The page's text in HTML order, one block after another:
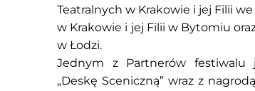
Teatralnych w Krakowie i jej Filii
w Krakowie i jej Filii w Bytomiu
w Łodzi.
Jednym z Partnerów festiwalu
„Deskę Sceniczną” wraz z